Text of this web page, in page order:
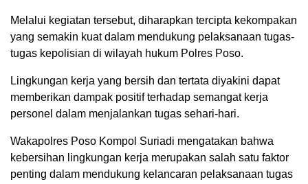
Melalui kegiatan tersebut, diharapkan tercipta kekompakan
yang semakin kuat dalam mendukung pelaksanaan tugas-
tugas kepolisian di wilayah hukum Polres Poso.
Lingkungan kerja yang bersih dan tertata diyakini dapat
memberikan dampak positif terhadap semangat kerja
personel dalam menjalankan tugas sehari-hari.
Wakapolres Poso Kompol Suriadi mengatakan bahwa
kebersihan lingkungan kerja merupakan salah satu faktor
penting dalam mendukung kelancaran pelaksanaan tugas